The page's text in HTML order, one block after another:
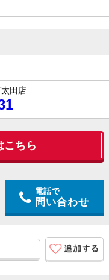
田店
こちら
電話で
問い合わせ